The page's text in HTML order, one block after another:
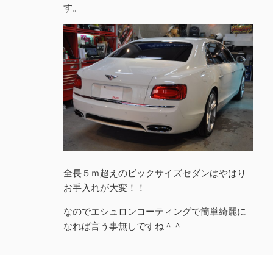
す。
全長５ｍ超えのビックサイズセダンはやはり
お手入れが大変！！
なのでエシュロンコーティングで簡単綺麗に
なれば言う事無しですね＾＾